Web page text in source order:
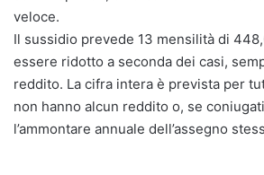
veloce.
Il sussidio prevede 13 mensilità di
essere ridotto a seconda dei casi,
reddito. La cifra intera è prevista per
non hanno alcun reddito o, se
l’ammontare annuale dell’assegno